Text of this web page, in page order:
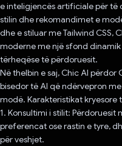
e inteligjencës artificiale për të
stilin dhe rekomandimet e
dhe e stiluar me Tailwind CSS,
moderne me një sfond
tërheqëse të përdoruesit.
Në thelbin e saj, Chic AI
bisedor të AI që ndërvepron
modë. Karakteristikat kryesore
1. Konsultimi i stilit:
preferencat ose rastin e tyre,
për veshjet.